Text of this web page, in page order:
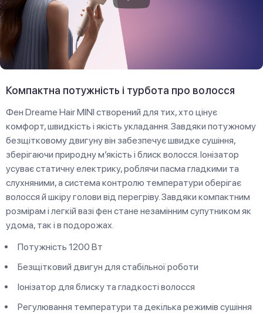
Компактна потужність і турбота про волосся
Фен Dreame Hair MINI створений для тих, хто цінує
комфорт, швидкість і якість укладання. Завдяки потужному
безщітковому двигуну він забезпечує швидке сушіння,
зберігаючи природну м’якість і блиск волосся. Іонізатор
усуває статичну електрику, роблячи пасма гладкими та
слухняними, а система контролю температури оберігає
волосся й шкіру голови від перегріву. Завдяки компактним
розмірам і легкій вазі фен стане незамінним супутником як
удома, так і в подорожах.
Потужність 1200 Вт
Безщітковий двигун для стабільної роботи
Іонізатор для блиску та гладкості волосся
Регулювання температури та декілька режимів сушіння